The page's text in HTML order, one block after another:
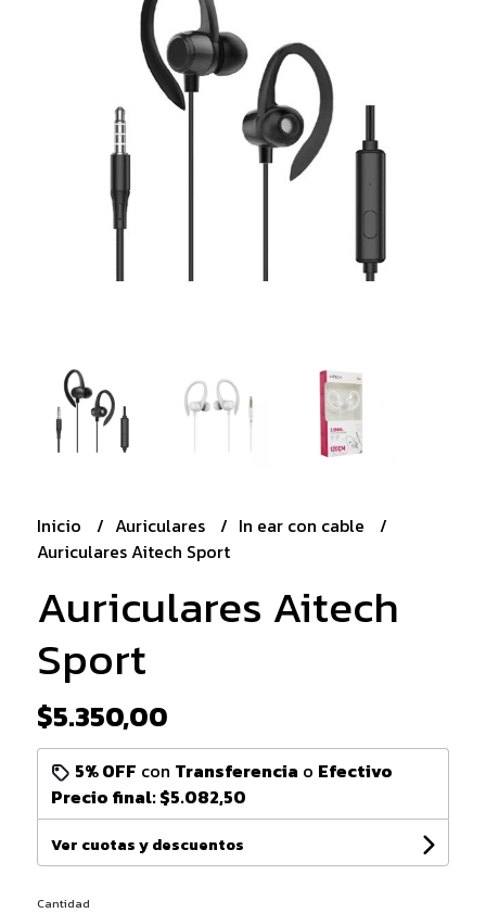
Inicio Auriculares
In ear con cable
Auriculares Aitech Sport
Auriculares Aitech
Sport
$5.350,00
5% OFF con Transferencia o Efectivo
Precio final:$5.082,50
Ver cuotas y descuentos
Cantidad